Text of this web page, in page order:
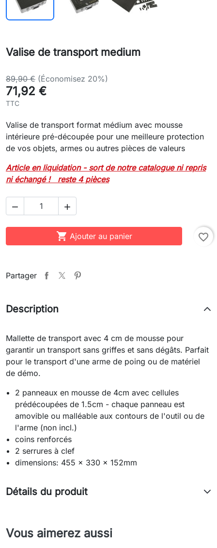
Valise de transport medium
89,90 € (Économisez 20%)
71,92 €
TTC
Valise de transport format médium avec mousse
intérieure pré-découpée pour une meilleure protection
de vos objets, armes ou autres pièces de valeurs
Article en liquidation - sort de notre catalogue ni repris
ni échangé ! reste 4 pièces
 
 Ajouter au panier favorite_border
Partager
Description
Mallette de transport avec 4 cm de mousse pour
garantir un transport sans griffes et sans dégâts. Parfait
pour le transport d'une arme de poing ou de matériel
de démo.
2 panneaux en mousse de 4cm avec cellules
prédécoupées de 1.5cm - chaque panneau est
amovible ou malléable aux contours de l'outil ou de
l'arme (non incl.)
coins renforcés
2 serrures à clef
dimensions: 455 x 330 x 152mm
Détails du produit
Vous aimerez aussi